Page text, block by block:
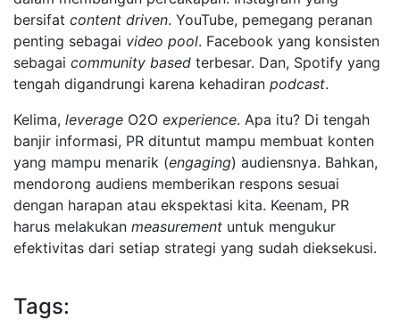
bersifat content driven. YouTube, pemegang peranan
penting sebagai video pool. Facebook yang konsisten
sebagai community based terbesar. Dan, Spotify yang
tengah digandrungi karena kehadiran podcast.
Kelima, leverage O2O experience. Apa itu? Di tengah
banjir informasi, PR dituntut mampu membuat konten
yang mampu menarik (engaging) audiensnya. Bahkan,
mendorong audiens memberikan respons sesuai
dengan harapan atau ekspektasi kita. Keenam, PR
harus melakukan measurement untuk mengukur
efektivitas dari setiap strategi yang sudah dieksekusi.
Tags: